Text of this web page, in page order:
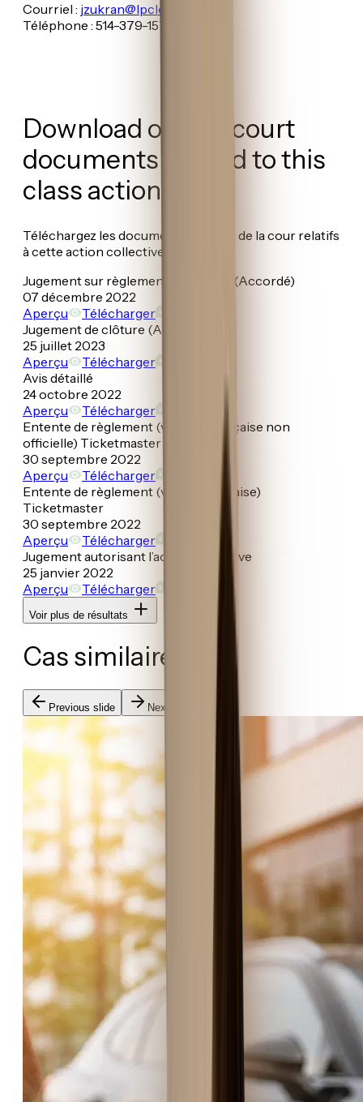
Courriel : jzukran@lpclex.com
Téléphone : 514-379-1572
Download official court
documents related to this
class action.
Téléchargez les documents officiels de la cour relatifs
à cette action collective.
Jugement sur règlement à l’amiable (Accordé)
07 décembre 2022
Aperçu
Télécharger
Jugement de clôture (Accordé)
25 juillet 2023
Aperçu
Télécharger
Avis détaillé
24 octobre 2022
Aperçu
Télécharger
Entente de règlement (version française non
officielle) Ticketmaster
30 septembre 2022
Aperçu
Télécharger
Entente de règlement (version anglaise)
Ticketmaster
30 septembre 2022
Aperçu
Télécharger
Jugement autorisant l’action collective
25 janvier 2022
Aperçu
Télécharger
Voir plus de résultats
Cas similaires
Previous slide Next slide